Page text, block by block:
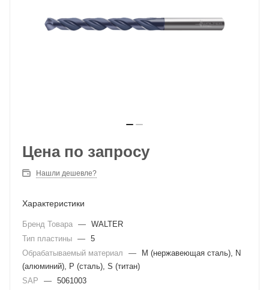
Цена по запросу
Нашли дешевле?
Характеристики
Бренд Товара — WALTER
Тип пластины — 5
Обрабатываемый материал
—
M (нержавеющая сталь), N
(алюминий), P (сталь), S (титан)
SAP
— 5061003